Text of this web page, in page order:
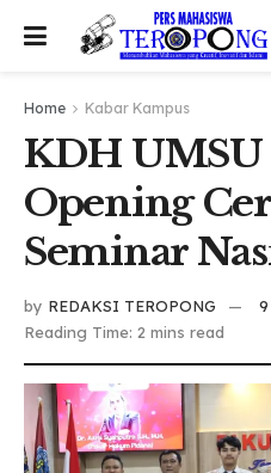
Home Kabar Kampus
KDH UMSU
Opening
Seminar
by REDAKSI TEROPONG
Reading Time: 2 mins read